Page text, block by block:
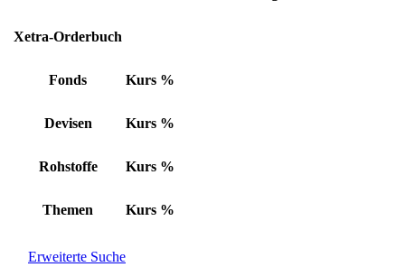
Xetra-Orderbuch
Fonds Kurs %
Devisen Kurs %
Rohstoffe Kurs %
Themen Kurs %
Erweiterte Suche